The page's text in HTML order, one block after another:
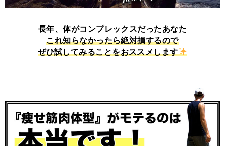
長年、体がコンプレックスだったあなた
これ知らなかったら絶対損するので
ぜひ試してみることをおススメします